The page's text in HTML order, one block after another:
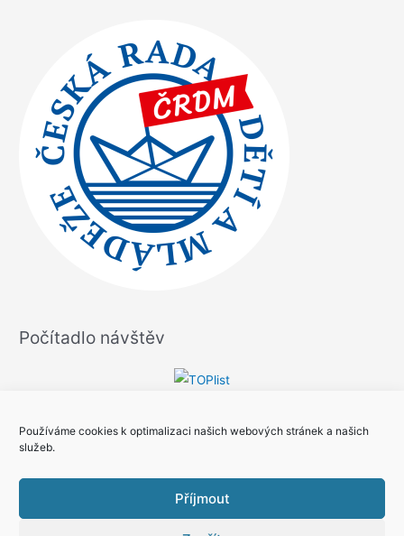
Používáme cookies k optimalizaci našich webových stránek a našich
služeb.
Příjmout
Počítadlo návštěv